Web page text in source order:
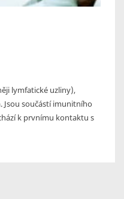
lymfatické uzliny),
Jsou součástí imunitního
k prvnímu kontaktu s